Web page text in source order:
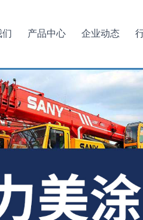
们 产品中心 企业动态